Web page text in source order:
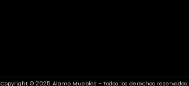
Copyright © 2025 Álamo Muebles - Todos los derechos reservados.